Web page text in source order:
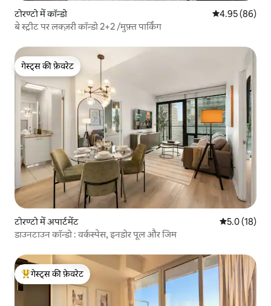
टोरण्टो में कॉन्डो औसत रेटिंग 5 में
4.95 (86)
बे स्ट्रीट पर लक्ज़री कॉन्डो 2+2 /मुफ़्त पार्किंग
गेस्ट्स की फ़ेवरेट
गेस्ट्स की फ़ेवरेट
टोरण्टो में अपार्टमेंट औसत रेटिंग 5
5.0 (18)
डाउनटाउन कॉन्डो : वर्कस्पेस, इनडोर पूल और जिम
गेस्ट्स का टॉप फ़ेवरेट
गेस्ट्स की फ़ेवरेट